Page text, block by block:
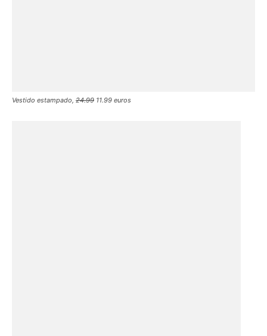
Vestido estampado, 24.99 11.99 euros